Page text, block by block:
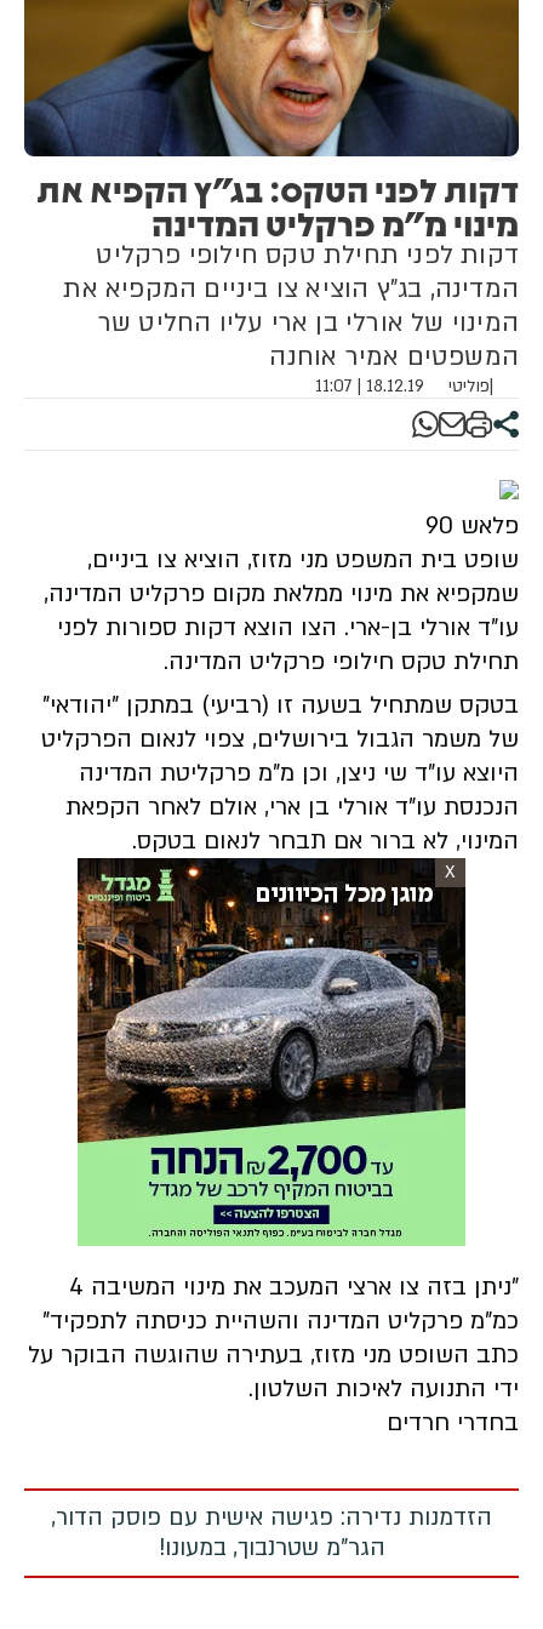
דקות לפני הטקס: בג"ץ הקפיא את
מינוי מ"מ פרקליט המדינה
דקות לפני תחילת טקס חילופי פרקליט
המדינה, בג"ץ הוציא צו ביניים המקפיא את
המינוי של אורלי בן ארי עליו החליט שר
המשפטים אמיר אוחנה
|פוליטי 18.12.19 | 11:07
פלאש 90
שופט בית המשפט מני מזוז, הוציא צו ביניים,
שמקפיא את מינוי ממלאת מקום פרקליט המדינה,
עו"ד אורלי בן-ארי. הצו הוצא דקות ספורות לפני
תחילת טקס חילופי פרקליט המדינה.
בטקס שמתחיל בשעה זו (רביעי) במתקן "יהודאי"
של משמר הגבול בירושלים, צפוי לנאום הפרקליט
היוצא עו"ד שי ניצן, וכן מ"מ פרקליטת המדינה
הנכנסת עו"ד אורלי בן ארי, אולם לאחר הקפאת
המינוי, לא ברור אם תבחר לנאום בטקס.
X
"ניתן בזה צו ארצי המעכב את מינוי המשיבה 4
כמ"מ פרקליט המדינה והשהיית כניסתה לתפקיד"
כתב השופט מני מזוז, בעתירה שהוגשה הבוקר על
ידי התנועה לאיכות השלטון.
בחדרי חרדים
הזדמנות נדירה: פגישה אישית עם פוסק הדור,
הגר"מ שטרנבוך, במעונו!